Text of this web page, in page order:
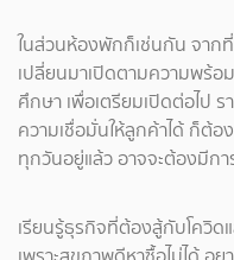
ในส่วนห้องพักก็เช่นกัน จาก
เปลี่ยนมาเปิดตามความพร้อ
ศึกษา เพื่อเตรียมเปิดต่อไป ร
ความเชื่อมั่นให้ลูกค้าได้ ก็ต้อ
ทุกวันอยู่แล้ว อาจจะต้องมีก
เรียนรู้ธุรกิจที่ต้องสู้กับโควิด